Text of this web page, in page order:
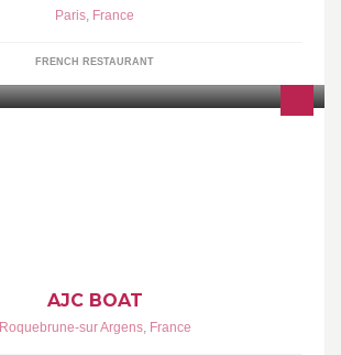
Paris, France
FRENCH RESTAURANT
AJC BOAT
Roquebrune-sur Argens, France